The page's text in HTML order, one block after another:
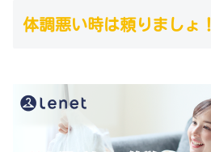
体調悪い時は頼りましょ！